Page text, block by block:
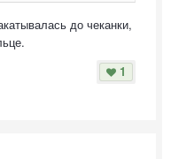
до чеканки,
1